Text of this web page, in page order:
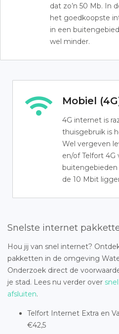
dat zo’n 50 Mb. In
het goedkoopste
in een
wel minder.
Mobiel
4G internet is
thuisgebruik is
Wel vergeven
en/of Telfort 4G
de 10 Mbit
Snelste internet
Hou jij van snel internet?
pakketten in de omgeving
Onderzoek direct de
je stad. Lees nu verder over
afsluiten.
Telfort Internet Extra en
€42,5